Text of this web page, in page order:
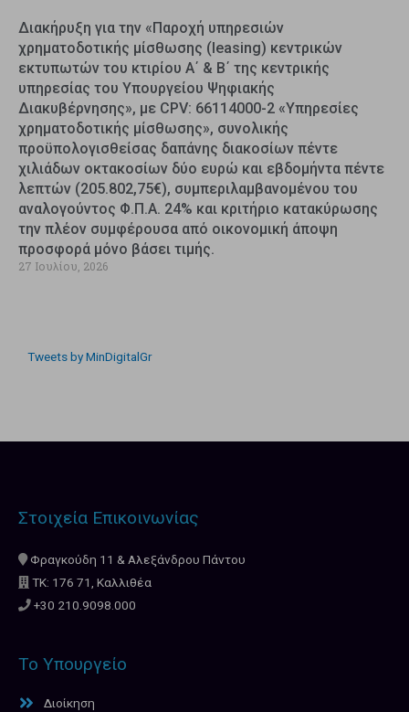
Διακήρυξη για την «Παροχή υπηρεσιών
χρηματοδοτικής μίσθωσης (leasing) κεντρικών
εκτυπωτών του κτιρίου Α΄ & Β΄ της κεντρικής
υπηρεσίας του Υπουργείου Ψηφιακής
Διακυβέρνησης», με CPV: 66114000-2 «Υπηρεσίες
χρηματοδοτικής μίσθωσης», συνολικής
προϋπολογισθείσας δαπάνης διακοσίων πέντε
χιλιάδων οκτακοσίων δύο ευρώ και εβδομήντα πέντε
λεπτών (205.802,75€), συμπεριλαμβανομένου του
αναλογούντος Φ.Π.Α. 24% και κριτήριο κατακύρωσης
την πλέον συμφέρουσα από οικονομική άποψη
προσφορά μόνο βάσει τιμής.
27 Ιουλίου, 2026
Tweets by MinDigitalGr
Στοιχεία Επικοινωνίας
Φραγκούδη 11 & Αλεξάνδρου Πάντου
ΤΚ: 176 71, Καλλιθέα
+30 210.9098.000
Το Υπουργείο
Διοίκηση